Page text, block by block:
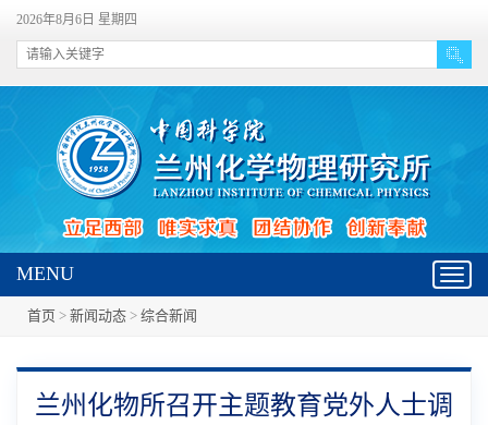
2026年8月6日 星期四
MENU
首页 > 新闻动态 > 综合新闻
兰州化物所召开主题教育党外人士调